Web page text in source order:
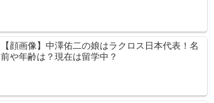
【顔画像】中澤佑二の娘はラクロス日本代表！名
前や年齢は？現在は留学中？